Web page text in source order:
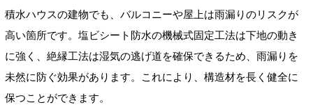
積水ハウスの建物でも、バルコニーや屋上は雨漏りのリスクが
高い箇所です。塩ビシート防水の機械式固定工法は下地の動き
に強く、絶縁工法は湿気の逃げ道を確保できるため、雨漏りを
未然に防ぐ効果があります。これにより、構造材を長く健全に
保つことができます。